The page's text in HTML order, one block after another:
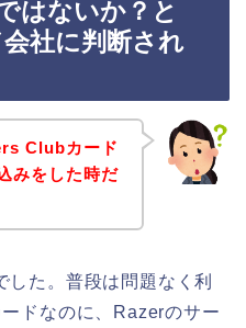
はないか？と
社に判断され
Clubカード
みをした時だ
した。普段は問題なく利
ドなのに、Razerのサー